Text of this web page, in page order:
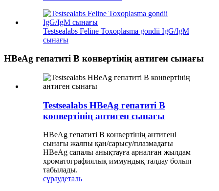
Testsealabs Feline Toxoplasma gondii IgG/IgM
сынағы
HBeAg гепатиті В конвертінің антиген сынағы
Testsealabs HBeAg гепатиті В
конвертінің антиген сынағы
HBeAg гепатиті В конвертінің антигені
сынағы жалпы қан/сарысу/плазмадағы
HBeAg сапалы анықтауға арналған жылдам
хроматографиялық иммундық талдау болып
табылады.
сұраудеталь